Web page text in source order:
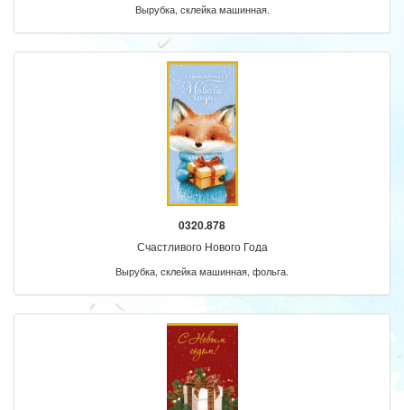
Вырубка, склейка машинная.
0320.878
Счастливого Нового Года
Вырубка, склейка машинная, фольга.